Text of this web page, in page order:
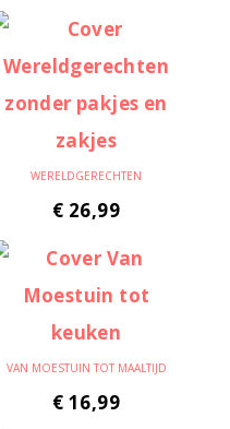
WERELDGERECHTEN
€ 26,99
VAN MOESTUIN TOT MAALTIJD
€ 16,99